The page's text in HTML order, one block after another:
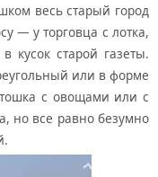
весь старый город
— у торговца с лотка,
кусок старой газеты.
или в форме
с овощами или с
но все равно безумно